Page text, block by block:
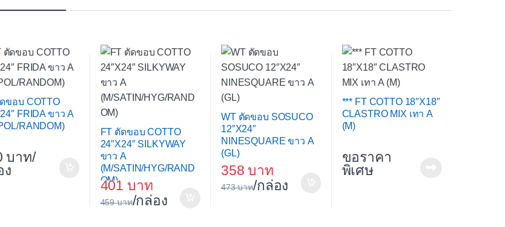
ขอบ COTTO
FRIDA ขาว A
RANDOM)
/
ง
FT ตัดขอบ COTTO
24″X24″ SILKYWAY
ขาว A
(M/SATIN/HYG/RAND
OM)
401
459 /กล่อง
WT ตัดขอบ SOSUCO
12″X24″
NINESQUARE ขาว A
(GL)
358
473 /กล่อง
*** FT COTTO 18″X18″
CLASTRO MIX เทา A
(M)
ขอราคา
พิเศษ